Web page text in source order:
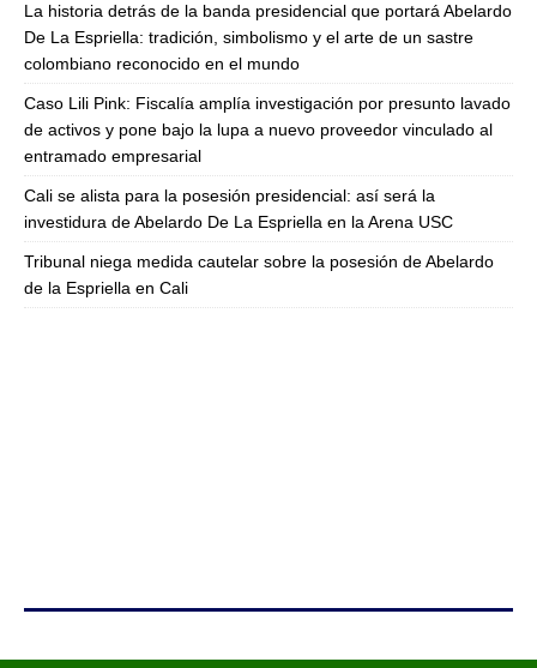
La historia detrás de la banda presidencial que portará Abelardo
De La Espriella: tradición, simbolismo y el arte de un sastre
colombiano reconocido en el mundo
Caso Lili Pink: Fiscalía amplía investigación por presunto lavado
de activos y pone bajo la lupa a nuevo proveedor vinculado al
entramado empresarial
Cali se alista para la posesión presidencial: así será la
investidura de Abelardo De La Espriella en la Arena USC
Tribunal niega medida cautelar sobre la posesión de Abelardo
de la Espriella en Cali